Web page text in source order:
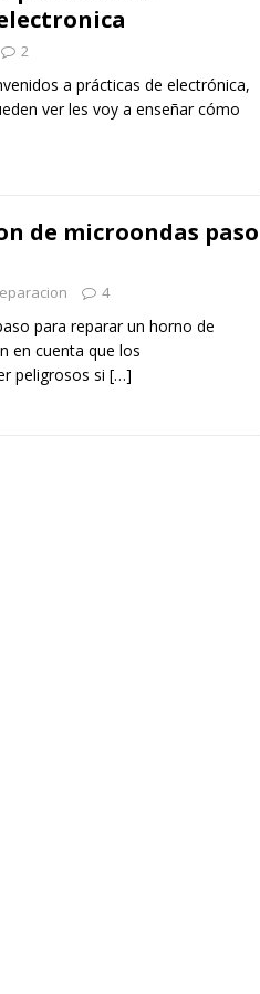
2
a prácticas de electrónica,
ver les voy a enseñar cómo
de microondas paso
4
para reparar un horno de
en cuenta que los
peligrosos si […]